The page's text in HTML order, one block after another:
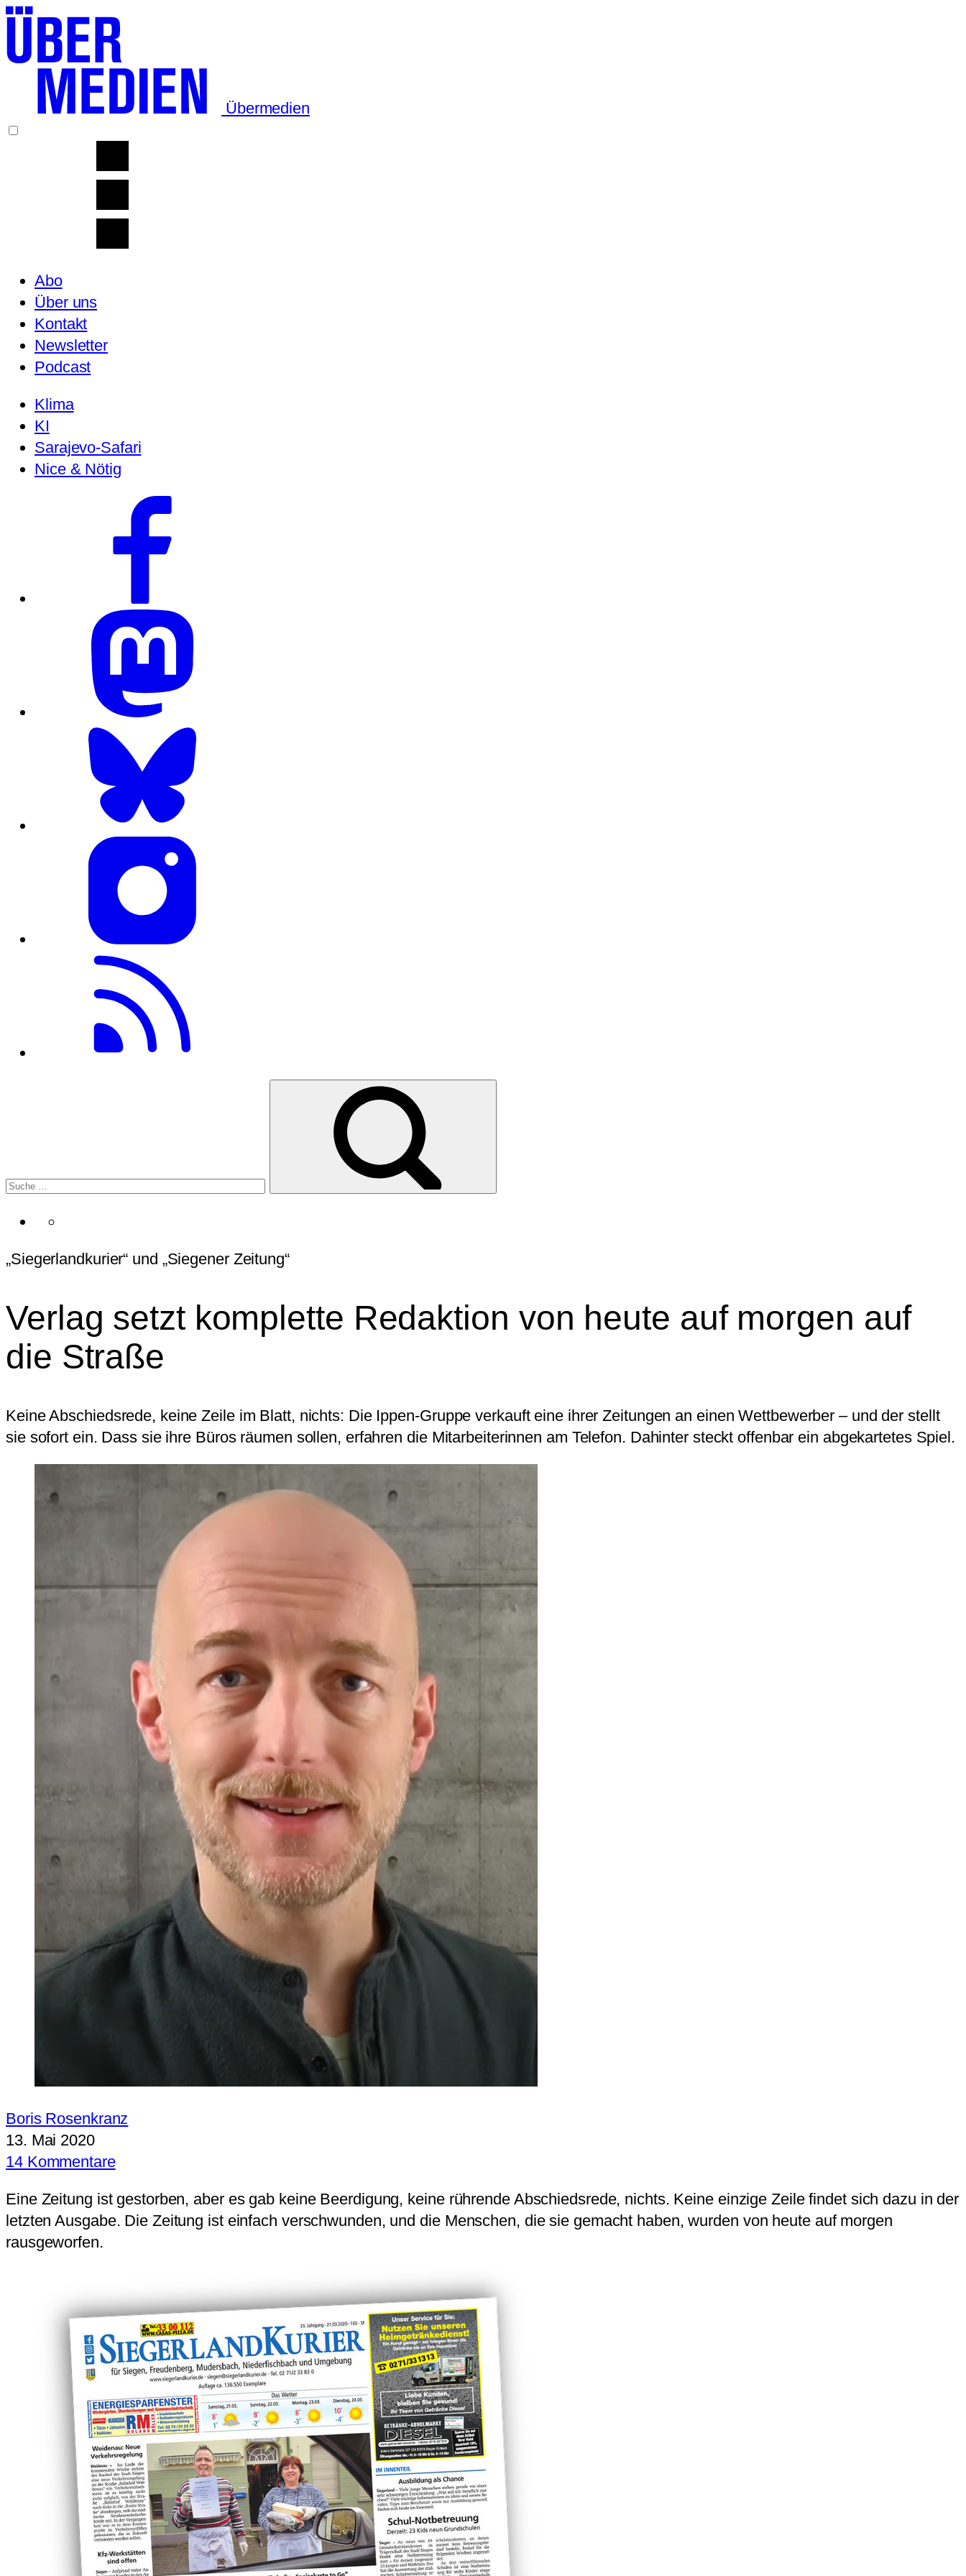
Übermedien
Abo
Über uns
Kontakt
Newsletter
Podcast
Klima
KI
Sarajevo-Safari
Nice & Nötig
„Siegerlandkurier“ und „Siegener Zeitung“
Verlag setzt komplette Redaktion von heute auf morgen auf
die Straße
Keine Abschiedsrede, keine Zeile im Blatt, nichts: Die Ippen-Gruppe verkauft eine ihrer Zeitungen an einen Wettbewerber – und der stellt
sie sofort ein. Dass sie ihre Büros räumen sollen, erfahren die Mitarbeiterinnen am Telefon. Dahinter steckt offenbar ein abgekartetes Spiel.
Boris Rosenkranz
13. Mai 2020
14 Kommentare
Eine Zeitung ist gestorben, aber es gab keine Beerdigung, keine rührende Abschiedsrede, nichts. Keine einzige Zeile findet sich dazu in der
letzten Ausgabe. Die Zeitung ist einfach verschwunden, und die Menschen, die sie gemacht haben, wurden von heute auf morgen
rausgeworfen.